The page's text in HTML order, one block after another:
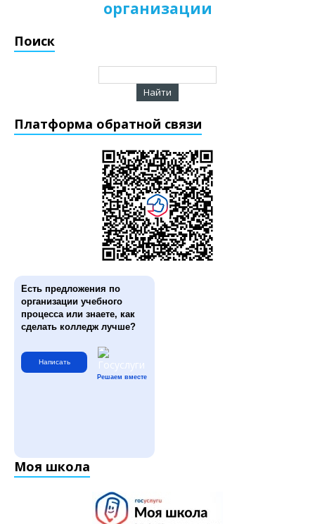
организации
Поиск
Платформа обратной связи
Есть предложения по
организации учебного
процесса или знаете, как
сделать колледж лучше?
Написать
Решаем вместе
Моя школа